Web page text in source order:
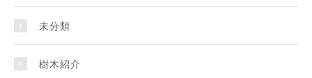
未分類
樹木紹介